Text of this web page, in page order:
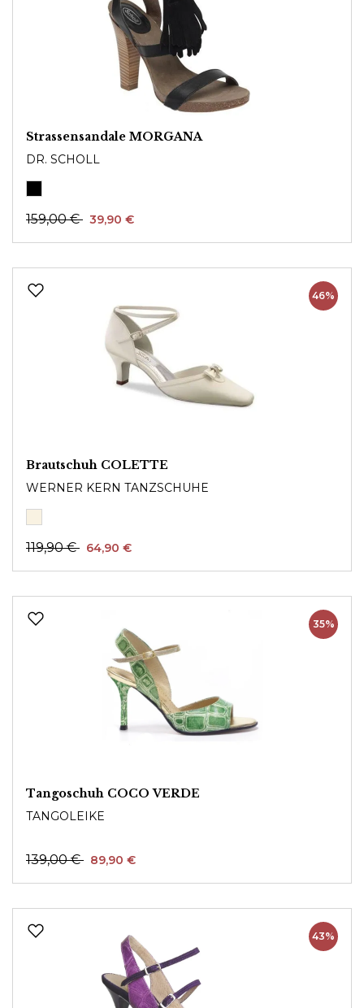
Strassensandale MORGANA
DR. SCHOLL
159,00 € 39,90 €
46%
Brautschuh COLETTE
WERNER KERN TANZSCHUHE
119,90 € 64,90 €
35%
Tangoschuh COCO VERDE
TANGOLEIKE
139,00 € 89,90 €
43%